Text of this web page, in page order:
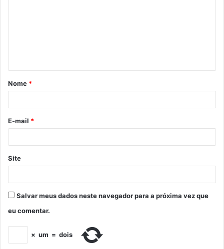
Nome *
E-mail *
Site
Salvar meus dados neste navegador para a próxima vez que
eu comentar.
× um = dois